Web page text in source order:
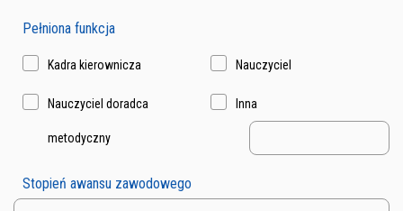
Pełniona funkcja
Kadra kierownicza Nauczyciel
Nauczyciel doradca
metodyczny
Inna
Stopień awansu zawodowego